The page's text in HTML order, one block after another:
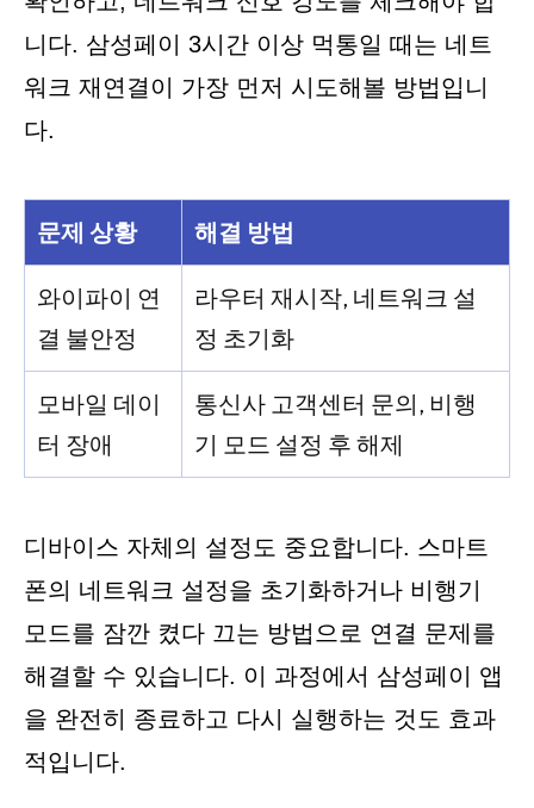
니다. 삼성페이 3시간 이상 먹통일 때는 네트
워크 재연결이 가장 먼저 시도해볼 방법입니
다.
문제 상황 해결 방법
와이파이 연
결 불안정
라우터 재시작, 네트워크 설
정 초기화
모바일 데이
터 장애
통신사 고객센터 문의, 비행
기 모드 설정 후 해제
디바이스 자체의 설정도 중요합니다. 스마트
폰의 네트워크 설정을 초기화하거나 비행기
모드를 잠깐 켰다 끄는 방법으로 연결 문제를
해결할 수 있습니다. 이 과정에서 삼성페이 앱
을 완전히 종료하고 다시 실행하는 것도 효과
적입니다.